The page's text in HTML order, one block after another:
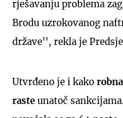
rješavanju problema
Brodu uzrokovanog
države'', rekla je
Utvrđeno je i kako
raste unatoč